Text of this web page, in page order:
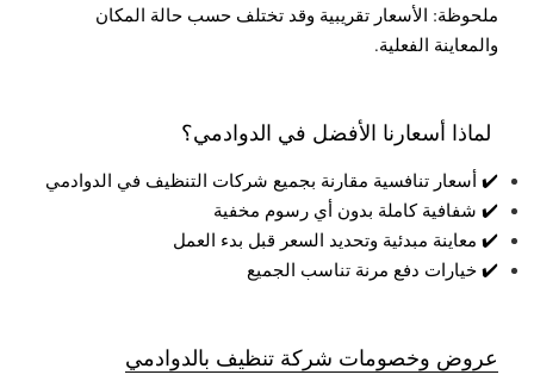
ملحوظة: الأسعار تقريبية وقد تختلف حسب حالة المكان
والمعاينة الفعلية.
لماذا أسعارنا الأفضل في الدوادمي؟
✔️ أسعار تنافسية مقارنة بجميع شركات التنظيف في الدوادمي
✔️ شفافية كاملة بدون أي رسوم مخفية
✔️ معاينة مبدئية وتحديد السعر قبل بدء العمل
✔️ خيارات دفع مرنة تناسب الجميع
عروض وخصومات شركة تنظيف بالدوادمي